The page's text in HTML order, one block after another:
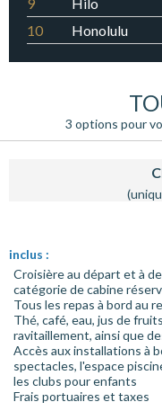
10
Honolulu
3 options pour
inclus :
Croisière au départ et à
catégorie de cabine
Tous les repas à bord au
Thé, café, eau, jus de
ravitaillement, ainsi que
Accès aux installations à
spectacles, l'espace
les clubs pour enfants
Frais portuaires et taxes